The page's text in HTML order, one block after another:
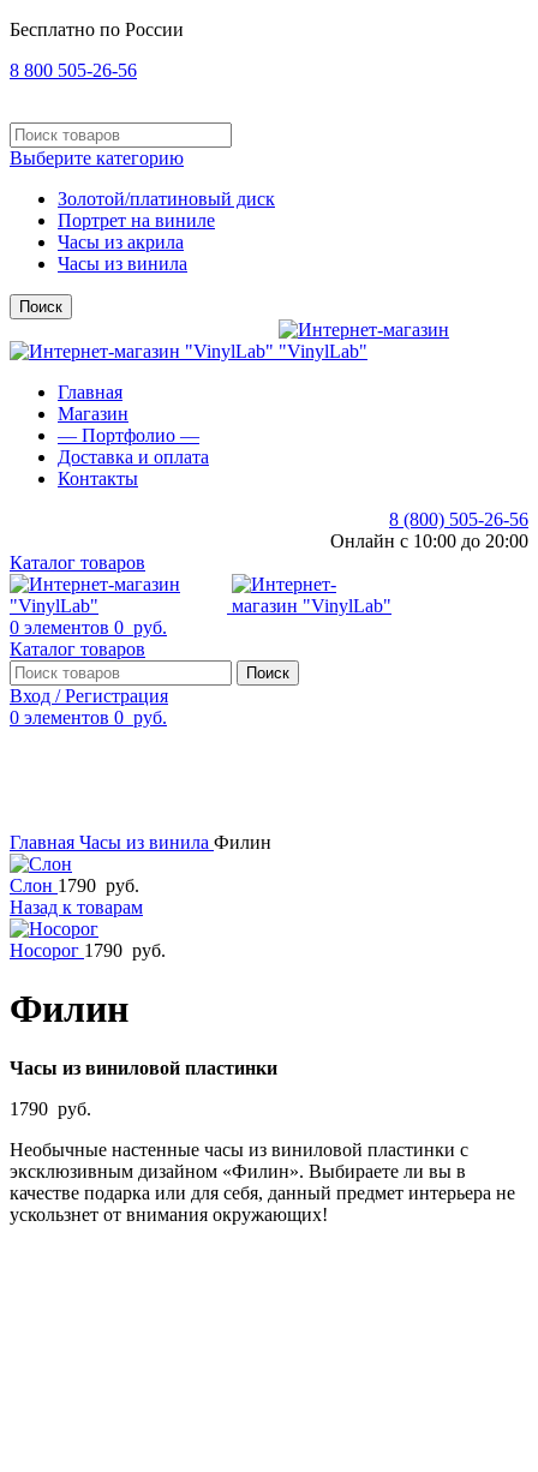
Бесплатно по России
8 800 505-26-56
Выберите категорию
Золотой/платиновый диск
Портрет на виниле
Часы из акрила
Часы из винила
Поиск
Главная
Магазин
— Портфолио —
Доставка и оплата
Контакты
8 (800) 505-26-56
Онлайн с 10:00 до 20:00
Каталог товаров
0 элементов 0 руб.
Каталог товаров
Поиск
Вход / Регистрация
0 элементов 0 руб.
Главная Часы из винила Филин
Слон 1790 руб.
Назад к товарам
Носорог 1790 руб.
Филин
Часы из виниловой пластинки
1790 руб.
Необычные настенные часы из виниловой пластинки с
эксклюзивным дизайном «Филин». Выбираете ли вы в
качестве подарка или для себя, данный предмет интерьера не
ускользнет от внимания окружающих!